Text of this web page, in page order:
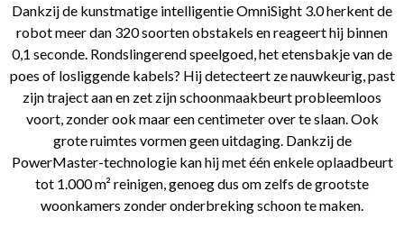
Dankzij de kunstmatige intelligentie OmniSight 3.0 herkent de
robot meer dan 320 soorten obstakels en reageert hij binnen
0,1 seconde. Rondslingerend speelgoed, het etensbakje van de
poes of losliggende kabels? Hij detecteert ze nauwkeurig, past
zijn traject aan en zet zijn schoonmaakbeurt probleemloos
voort, zonder ook maar een centimeter over te slaan. Ook
grote ruimtes vormen geen uitdaging. Dankzij de
PowerMaster-technologie kan hij met één enkele oplaadbeurt
tot 1.000 m² reinigen, genoeg dus om zelfs de grootste
woonkamers zonder onderbreking schoon te maken.